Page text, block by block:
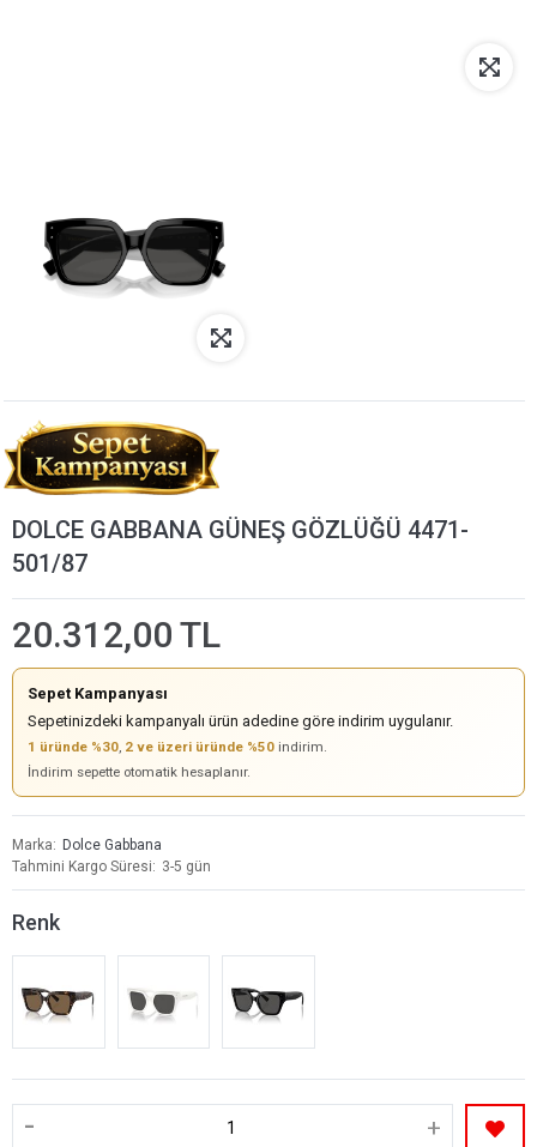
DOLCE GABBANA GÜNEŞ GÖZLÜĞÜ 4471-
501/87
20.312,00 TL
Sepet Kampanyası
Sepetinizdeki kampanyalı ürün adedine göre indirim uygulanır.
1 üründe %30, 2 ve üzeri üründe %50 indirim.
İndirim sepette otomatik hesaplanır.
Marka
Dolce Gabbana
Tahmini Kargo Süresi
3-5 gün
Renk
- +